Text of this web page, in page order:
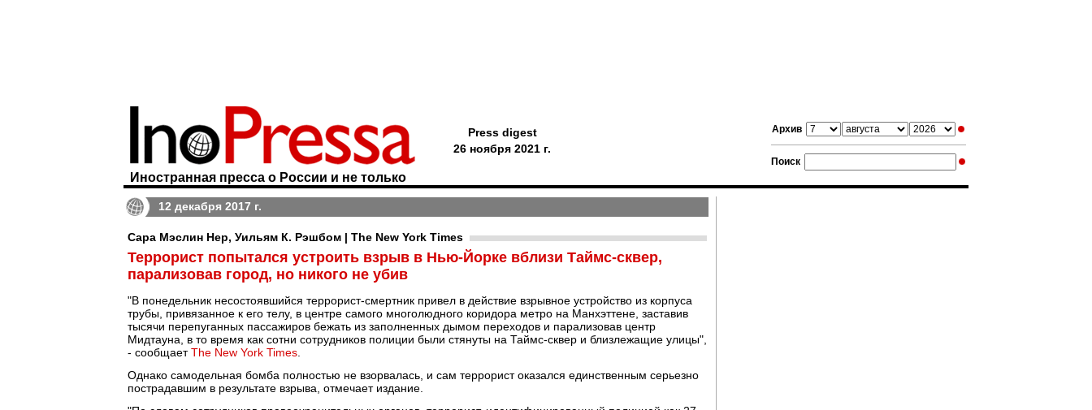
Архив
Поиск
Иностранная пресса о России и не только
Press digest
26 ноября 2021 г.
12 декабря 2017 г.
Сара Мэслин Нер, Уильям К. Рэшбом | The New York Times
Террорист попытался устроить взрыв в Нью-Йорке вблизи Таймс-сквер,
парализовав город, но никого не убив
"В понедельник несостоявшийся террорист-смертник привел в действие взрывное устройство из корпуса
трубы, привязанное к его телу, в центре самого многолюдного коридора метро на Манхэттене, заставив
тысячи перепуганных пассажиров бежать из заполненных дымом переходов и парализовав центр
Мидтауна, в то время как сотни сотрудников полиции были стянуты на Таймс-сквер и близлежащие улицы",
- сообщаетThe New York Times
Однако самодельная бомба полностью не взорвалась, и сам террорист оказался единственным серьезно
пострадавшим в результате взрыва, отмечает издание.